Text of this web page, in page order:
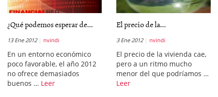
¿Qué podemos esperar de...
13 Ene 2012 nvindi
En un entorno económico
poco favorable, el año 2012
no ofrece demasiados
buenos … Leer
El precio de la...
3 Ene 2012 nvindi
El precio de la vivienda cae,
pero a un ritmo mucho
menor del que podríamos …
Leer